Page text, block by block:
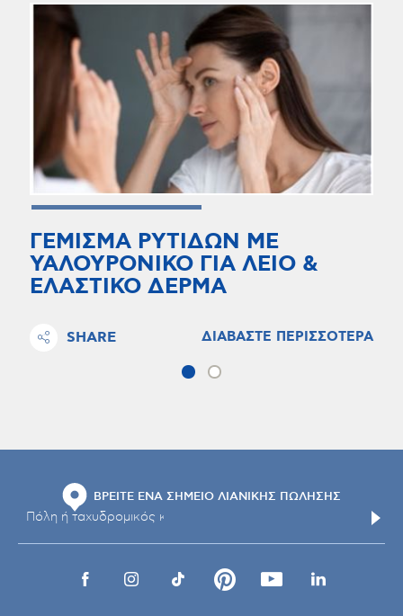
ΓΕΜΙΣΜΑ ΡΥΤΙΔΩΝ ΜΕ
ΥΑΛΟΥΡΟΝΙΚΟ ΓΙΑ ΛΕΙΟ &
ΕΛΑΣΤΙΚΟ ΔΕΡΜΑ
SHARE ΔΙΑΒΑΣΤΕ ΠΕΡΙΣΣΟΤΕΡΑ
ΒΡΕΙΤΕ ΕΝΑ ΣΗΜΕΙΟ ΛΙΑΝΙΚΗΣ ΠΩΛΗΣΗΣ